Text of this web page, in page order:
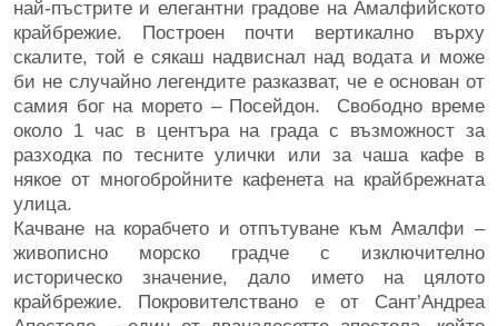
най-пъстрите и елегантни градове на Амалфийското
крайбрежие. Построен почти вертикално върху
скалите, той е сякаш надвиснал над водата и може
би не случайно легендите разказват, че е основан от
самия бог на морето – Посейдон. Свободно време
около 1 час в центъра на града с възможност за
разходка по тесните улички или за чаша кафе в
някое от многобройните кафенета на крайбрежната
улица.
Качване на корабчето и отпътуване към Амалфи –
живописно морско градче с изключително
историческо значение, дало името на цялото
крайбрежие. Покровителствано е от Сант’Андреа